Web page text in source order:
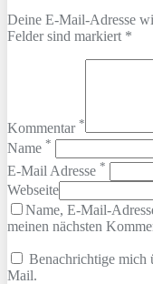
Deine E-Mail-Adresse
Felder sind markiert *
Kommentar *
Name *
E-Mail Adresse *
Webseite
Name, E-Mail-
meinen nächsten
Benachrichtige mich
Mail.